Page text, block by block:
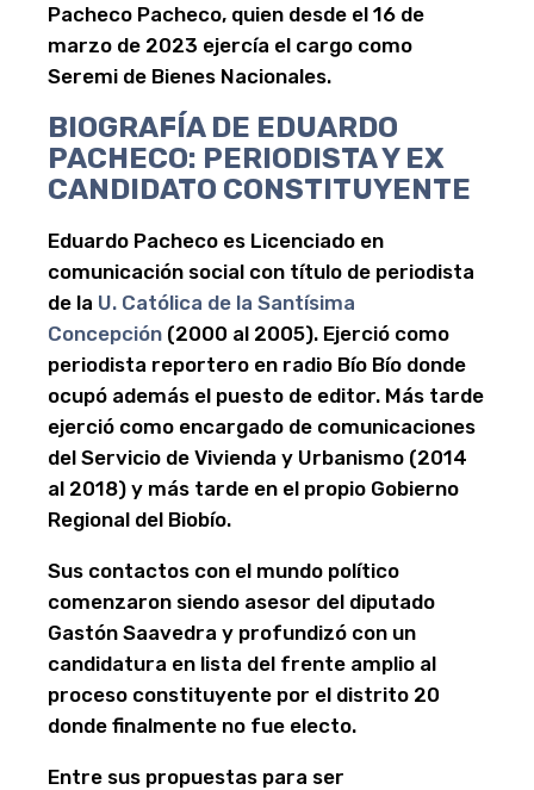
Pacheco Pacheco, quien desde el 16 de
marzo de 2023 ejercía el cargo como
Seremi de Bienes Nacionales.
BIOGRAFÍA DE EDUARDO
PACHECO: PERIODISTA Y EX
CANDIDATO CONSTITUYENTE
Eduardo Pacheco es Licenciado en
comunicación social con título de periodista
de la U. Católica de la Santísima
Concepción (2000 al 2005). Ejerció como
periodista reportero en radio Bío Bío donde
ocupó además el puesto de editor. Más tarde
ejerció como encargado de comunicaciones
del Servicio de Vivienda y Urbanismo (2014
al 2018) y más tarde en el propio Gobierno
Regional del Biobío.
Sus contactos con el mundo político
comenzaron siendo asesor del diputado
Gastón Saavedra y profundizó con un
candidatura en lista del frente amplio al
proceso constituyente por el distrito 20
donde finalmente no fue electo.
Entre sus propuestas para ser